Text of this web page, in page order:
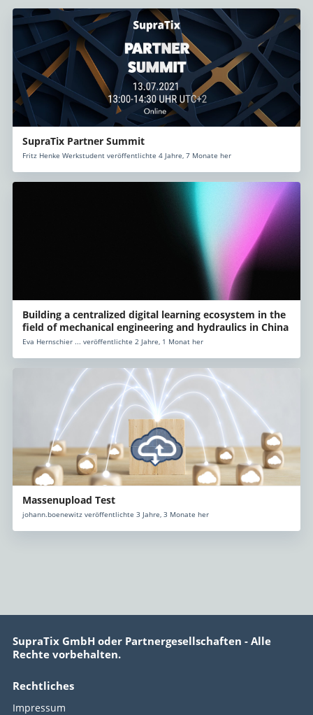
SupraTix Partner Summit
Fritz Henke Werkstudent veröffentlichte 4 Jahre, 7 Monate her
Building a centralized digital learning ecosystem in the
field of mechanical engineering and hydraulics in China
Eva Hernschier ... veröffentlichte 2 Jahre, 1 Monat her
Massenupload Test
johann.boenewitz veröffentlichte 3 Jahre, 3 Monate her
SupraTix GmbH oder Partnergesellschaften - Alle
Rechte vorbehalten.
Rechtliches
Impressum